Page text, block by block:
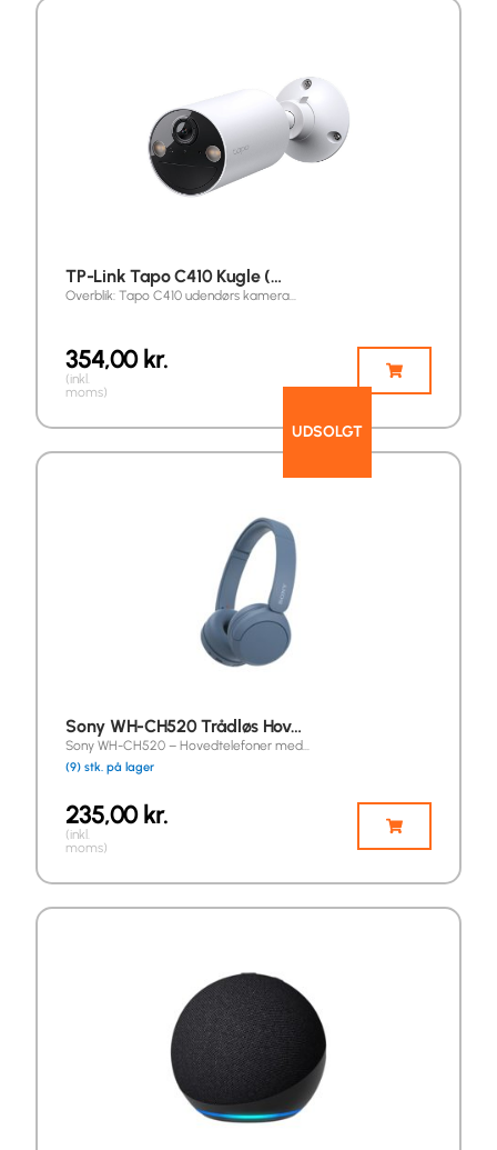
TP-Link Tapo C410 Kugle (…
Overblik: Tapo C410 udendørs kamera…
UDSOLGT
354,00kr.
(inkl.
moms)
Sony WH-CH520 Trådløs Hov…
Sony WH-CH520 – Hovedtelefoner med…
(9) stk. på lager
235,00kr.
(inkl.
moms)